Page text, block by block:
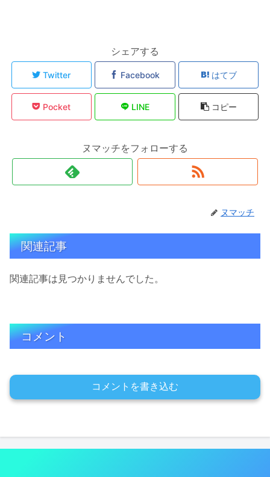
シェアする
Twitter Facebook はてブ
Pocket LINE コピー
ヌマッチをフォローする
ヌマッチ
関連記事
関連記事は見つかりませんでした。
コメント
コメントを書き込む